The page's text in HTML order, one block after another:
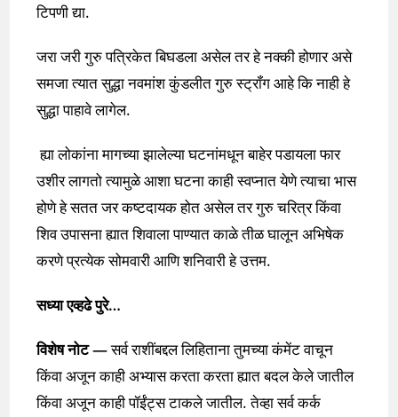
टिपणी द्या.
जरा जरी गुरु पत्रिकेत बिघडला असेल तर हे नक्की होणार असे
समजा त्यात सुद्धा नवमांश कुंडलीत गुरु स्ट्रॉंग आहे कि नाही हे
सुद्धा पाहावे लागेल.
ह्या लोकांना मागच्या झालेल्या घटनांमधून बाहेर पडायला फार
उशीर लागतो त्यामुळे आशा घटना काही स्वप्नात येणे त्याचा भास
होणे हे सतत जर कष्टदायक होत असेल तर गुरु चरित्र किंवा
शिव उपासना ह्यात शिवाला पाण्यात काळे तीळ घालून अभिषेक
करणे प्रत्येक सोमवारी आणि शनिवारी हे उत्तम.
सध्या एव्हढे पुरे…
विशेष नोट —सर्व राशींबद्दल लिहिताना तुमच्या कंमेंट वाचून
किंवा अजून काही अभ्यास करता करता ह्यात बदल केले जातील
किंवा अजून काही पॉईंट्स टाकले जातील. तेव्हा सर्व कर्क